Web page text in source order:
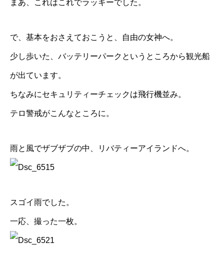
まあ、これはこれでラッキーでした。
で、基本をおさえておこうと、自由の女神へ。
少し歩いた、バッテリーパークというところから観光船
が出ています。
ちなみにセキュリティーチェックは飛行機並み。
テロ警戒がこんなところに。
雨と風でザブザブの中、リバティーアイランドへ。
スゴイ雨でした。
一応、撮った一枚。